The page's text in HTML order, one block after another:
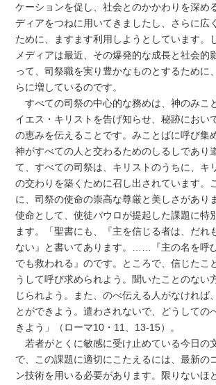
ケーションを促し、社会とのかかわりを深め
ディアをつねに用いてきましたし、さらに広
ために、ますます利用しようとしています。
メディアは最近、その爆発的な成長と社会的
って、司祭職を実り豊かなものとするために
らに増しているのです。
すべての司祭の中心的な務めは、神のみこ
イエス・キリストを告げ知らせ、秘跡におい
の恵みを伝えることです。みことばに呼び集
神がすべての人と交わるためのしるしであり
て、すべての司祭は、キリストのうちに、キ
の交わりを築くために召し出されています。
に、司祭の使命の崇高な尊厳と美しさがあり
使命として、使徒パウロが提起した課題に特
ます。「聖書にも、『主を信じる者は、だれ
ない』と書いてあります。……『主の名を呼
でも救われる』のです。ところで、信じたこ
うして呼び求められよう。聞いたことのない
じられよう。また、のべ伝える人がなければ
とができよう。遣わされないで、どうしての
きよう」（ローマ10・11、13-15）。
若者がとくに敏感に受け止めている今日の
で、この課題に適切にこたえるには、最新の
ン技術を用いる必要があります。限りないほ